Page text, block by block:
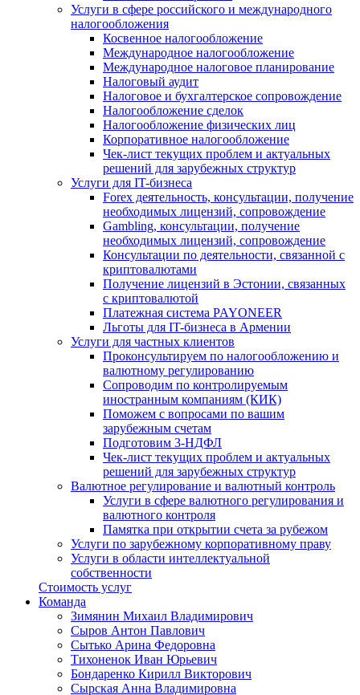
Услуги в сфере российского и международного
налогообложения
Косвенное налогообложение
Международное налогообложение
Международное налоговое планирование
Налоговый аудит
Налоговое и бухгалтерское сопровождение
Налогообложение сделок
Налогообложение физических лиц
Корпоративное налогообложение
Чек-лист текущих проблем и актуальных
решений для зарубежных структур
Услуги для IT-бизнеса
Forex деятельность, консультации, получение
необходимых лицензий, сопровождение
Gambling, консультации, получение
необходимых лицензий, сопровождение
Консультации по деятельности, связанной с
криптовалютами
Получение лицензий в Эстонии, связанных
с криптовалютой
Платежная система PAYONEER
Льготы для IT-бизнеса в Армении
Услуги для частных клиентов
Проконсультируем по налогообложению и
валютному регулированию
Сопроводим по контролируемым
иностранным компаниям (КИК)
Поможем с вопросами по вашим
зарубежным счетам
Подготовим 3-НДФЛ
Чек-лист текущих проблем и актуальных
решений для зарубежных структур
Валютное регулирование и валютный контроль
Услуги в сфере валютного регулирования и
валютного контроля
Памятка при открытии счета за рубежом
Услуги по зарубежному корпоративному праву
Услуги в области интеллектуальной
собственности
Стоимость услуг
Команда
Зимянин Михаил Владимирович
Сыров Антон Павлович
Сытько Арина Федоровна
Тихоненок Иван Юрьевич
Бондаренко Кирилл Викторович
Сырская Анна Владимировна